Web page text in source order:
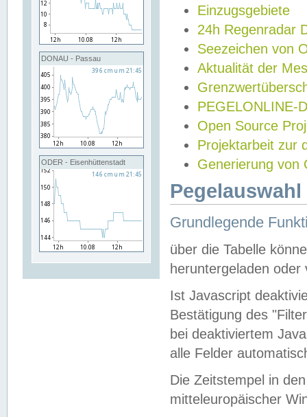
DONAU - Passau
ODER - Eisenhüttenstadt
Einzugsgebiete
24h Regenradar
Seezeichen von
Aktualität der
PEGELONLINE-
Open Source
Projektarbeit zur
Generierung von
Grundlegende
über die Tabelle
heruntergeladen oder
Ist Javascript
Bestätigung des
bei deaktiviertem
alle Felder
Die Zeitstempel in
mitteleuropäischer